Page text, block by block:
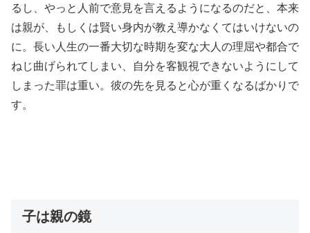
るし、やっと人前で意見を言えるようになるのだと、本来
は親が、もしくは賢い身内が教え導かなくてはいけないの
に。長い人生の一番大切な時期を変な大人の理屈や都合で
ねじ曲げられてしまい、自分を客観視できないようにして
しまった罪は重い。彼の先を見ると心が重くなるばかりで
す。
子は親の鏡